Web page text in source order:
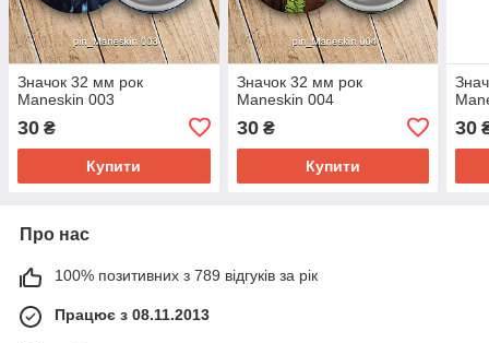
Значок 32 мм рок
Maneskin 003
30 ₴
Купити
Значок 32 мм рок
Maneskin 004
30₴
Купити
30
Про нас
100% позитивних з 789 відгуків за рік
Працює з 08.11.2013